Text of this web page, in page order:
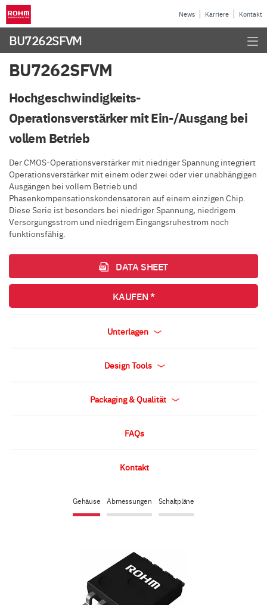
News Karriere Kontakt
BU7262SFVM
Gehäuse Abmessungen Schaltpläne
BU7262SFVM
Hochgeschwindigkeits-
Operationsverstärker mit Ein-/Ausgang bei
vollem Betrieb
Der CMOS-Operationsverstärker mit niedriger Spannung integriert
Operationsverstärker mit einem oder zwei oder vier unabhängigen
Ausgängen bei vollem Betrieb und
Phasenkompensationskondensatoren auf einem einzigen Chip.
Diese Serie ist besonders bei niedriger Spannung, niedrigem
Versorgungsstrom und niedrigem Eingangsruhestrom noch
funktionsfähig.
DATA SHEET
KAUFEN *
Unterlagen
Design Tools
Packaging & Qualität
FAQs
Kontakt